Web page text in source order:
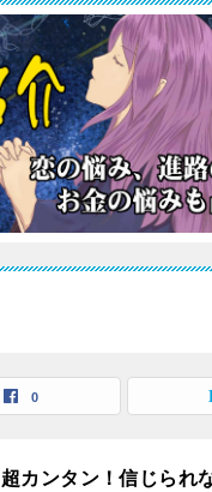
0
超カンタン！信じられ